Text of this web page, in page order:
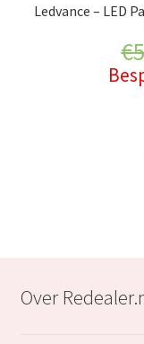
Ledvance – LED
€
Over